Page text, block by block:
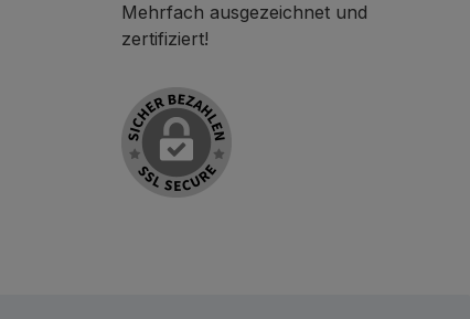
Mehrfach ausgezeichnet und
zertifiziert!